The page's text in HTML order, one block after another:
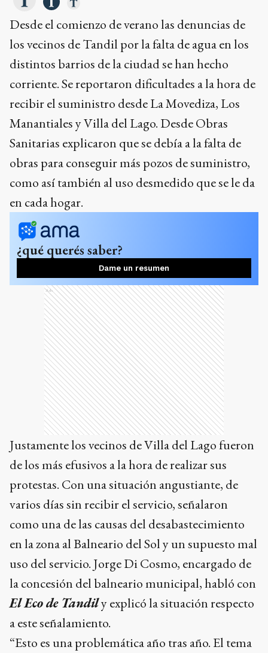
Desde el comienzo de verano las denuncias de
los vecinos de Tandil por la falta de agua en los
distintos barrios de la ciudad se han hecho
corriente. Se reportaron dificultades a la hora de
recibir el suministro desde La Movediza, Los
Manantiales y Villa del Lago. Desde Obras
Sanitarias explicaron que se debía a la falta de
obras para conseguir más pozos de suministro,
como así también al uso desmedido que se le da
en cada hogar.
¿qué querés saber?
Dame un resumen
Ads
Justamente los vecinos de Villa del Lago fueron
de los más efusivos a la hora de realizar sus
protestas. Con una situación angustiante, de
varios días sin recibir el servicio, señalaron
como una de las causas del desabastecimiento
en la zona al Balneario del Sol y un supuesto mal
uso del servicio. Jorge Di Cosmo, encargado de
la concesión del balneario municipal, habló con
El Eco de Tandily explicó la situación respecto
a este señalamiento.
“Esto es una problemática año tras año. El tema